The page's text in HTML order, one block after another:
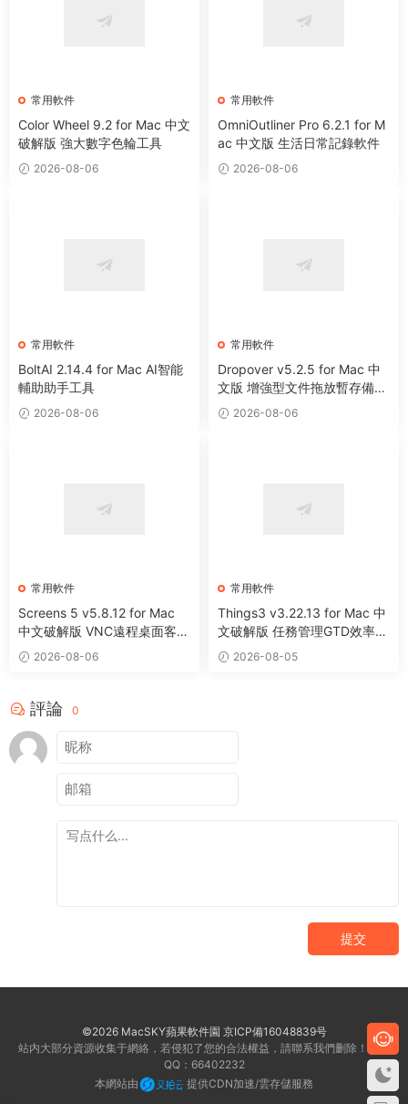
常用軟件
Color Wheel 9.2 for Mac 中文
破解版 強大數字色輪工具
2026-08-06
常用軟件
OmniOutliner Pro 6.2.1 for M
ac 中文版 生活日常記錄軟件
2026-08-06
常用軟件
BoltAI 2.14.4 for Mac AI智能
輔助助手工具
2026-08-06
常用軟件
Dropover v5.2.5 for Mac 中
文版 增強型文件拖放暫存備用
整理工具
2026-08-06
常用軟件
Screens 5 v5.8.12 for Mac
中文破解版 VNC遠程桌面客戶
端應用程序
2026-08-06
常用軟件
Things3 v3.22.13 for Mac 中
文破解版 任務管理GTD效率工
具 2026-08-05
評論 0
提交
©2026 MacSKY蘋果軟件園 京ICP備16048839号
站内大部分資源收集于網絡，若侵犯了您的合法權益，請聯系我們删除！客服
QQ：66402232
本網站由
提供CDN加速/雲存儲服務